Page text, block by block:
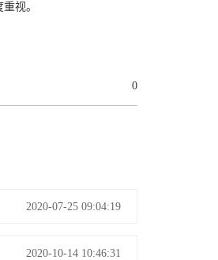
视。
0
2020-07-25 09:04:19
2020-10-14 10:46:31